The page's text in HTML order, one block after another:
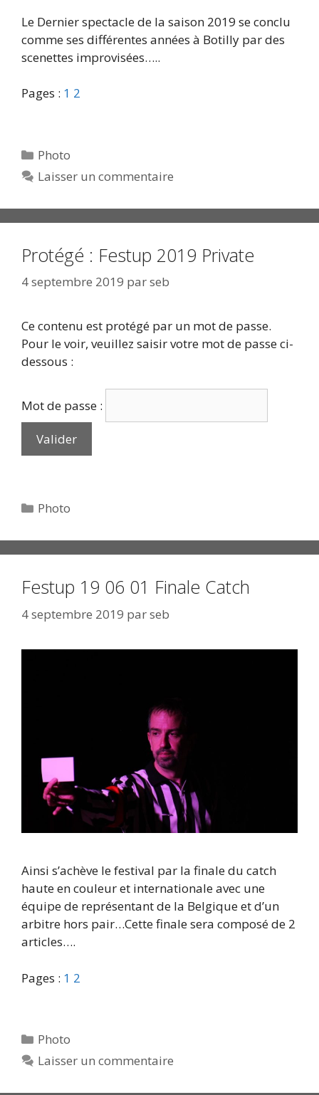
Le Dernier spectacle de la saison 2019 se conclu
comme ses différentes années à Botilly par des
scenettes improvisées…..
Pages : 1 2
Catégories
Photo
Laisser un commentaire
Protégé : Festup 2019 Private
4 septembre 2019 parseb
Ce contenu est protégé par un mot de passe.
Pour le voir, veuillez saisir votre mot de passe ci-
dessous :
Mot de passe :
Catégories
Photo
Festup 19 06 01 Finale Catch
4 septembre 2019 parseb
Ainsi s’achève le festival par la finale du catch
haute en couleur et internationale avec une
équipe de représentant de la Belgique et d’un
arbitre hors pair…Cette finale sera composé de 2
articles….
Pages : 1 2
Catégories
Photo
Laisser un commentaire